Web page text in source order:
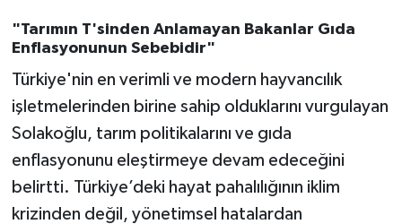
"Tarımın T'sinden Anlamayan Bakanlar Gıda
Enflasyonunun Sebebidir"
Türkiye'nin en verimli ve modern hayvancılık
işletmelerinden birine sahip olduklarını vurgulayan
Solakoğlu, tarım politikalarını ve gıda
enflasyonunu eleştirmeye devam edeceğini
belirtti. Türkiye’deki hayat pahalılığının iklim
krizinden değil, yönetimsel hatalardan